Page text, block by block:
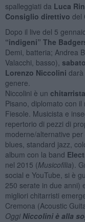
spalleggiati da Luca
Consiglio direttivo del
Dopo il live del 5
“indigeni” The
Demi, batteria; Andrea
Valacchi, basso),
Lorenzo Niccolini
genere.
Niccolini è un
Pisano, diplomato con
Fiesole. Musicista e
repertorio di pezzi di
moderne/alternative
blues, standard jazz,
album con la band
nel 2015 (Musicofilia).
social e YouTube, si è
250 serate in due anni)
migliori chitarristi
Cremona (Acoustic
Oggi Niccolini è alla